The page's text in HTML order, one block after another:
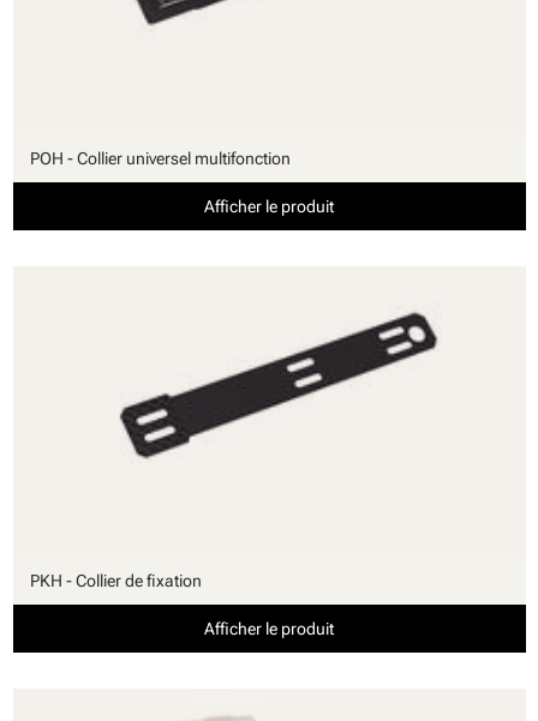
POH - Collier universel multifonction
Afficher le produit
PKH - Collier de fixation
Afficher le produit